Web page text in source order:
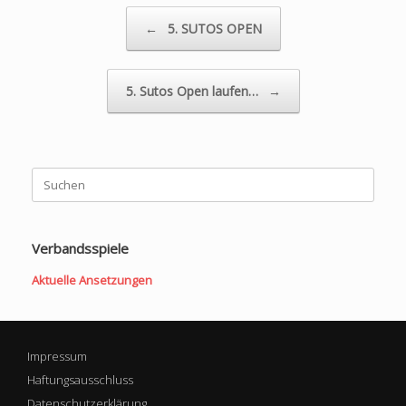
← 5. SUTOS OPEN
5. Sutos Open laufen… →
Suchen
nach:
Verbandsspiele
Aktuelle Ansetzungen
Impressum
Haftungsausschluss